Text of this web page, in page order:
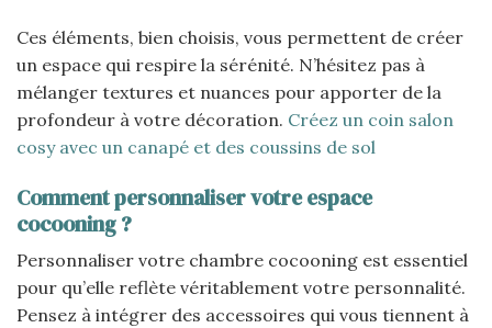
Ces éléments, bien choisis, vous permettent de créer
un espace qui respire la sérénité. N’hésitez pas à
mélanger textures et nuances pour apporter de la
profondeur à votre décoration. Créez un coin salon
cosy avec un canapé et des coussins de sol
Comment personnaliser votre espace
cocooning ?
Personnaliser votre chambre cocooning est essentiel
pour qu’elle reflète véritablement votre personnalité.
Pensez à intégrer des accessoires qui vous tiennent à